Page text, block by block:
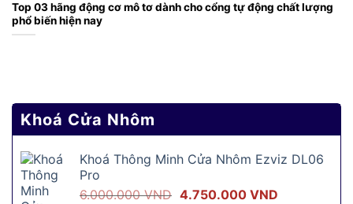
Top 03 hãng động cơ mô tơ dành cho cổng tự động chất lượng
phổ biến hiện nay
Khoá Cửa Nhôm
Khoá Thông Minh Cửa Nhôm Ezviz DL06
Pro
6.000.000VND Giá
4.750.000 VNDGiá